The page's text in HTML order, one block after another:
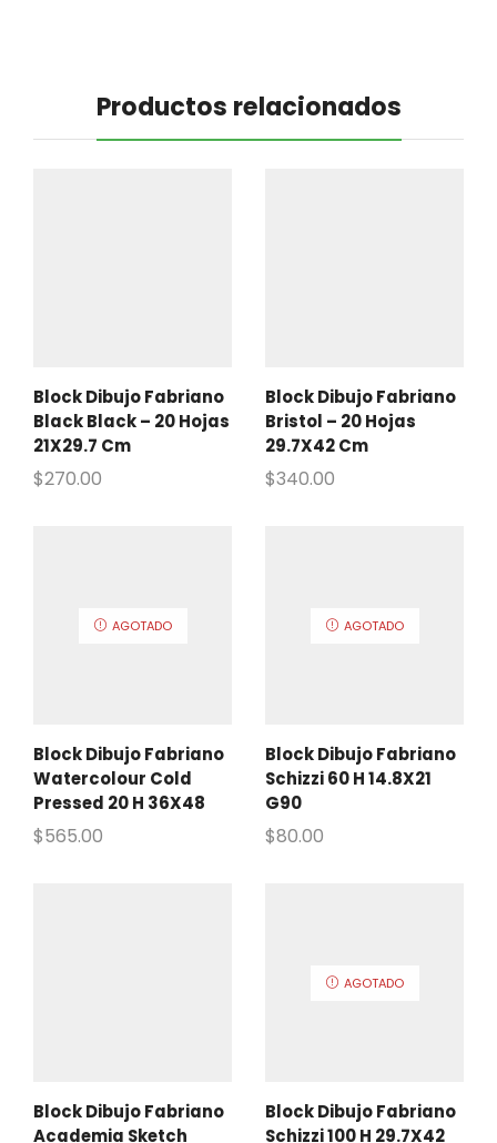
Productos relacionados
Block Dibujo Fabriano
Black Black – 20 Hojas
21X29.7 Cm
$270.00
Block Dibujo Fabriano
Bristol – 20 Hojas
29.7X42 Cm
$340.00
AGOTADO
Block Dibujo Fabriano
Watercolour Cold
Pressed 20 H 36X48
$565.00
AGOTADO
Block Dibujo Fabriano
Schizzi 60 H 14.8X21
G90
$80.00
Block Dibujo Fabriano
Academia Sketch
AGOTADO
Block Dibujo Fabriano
Schizzi 100 H 29.7X42